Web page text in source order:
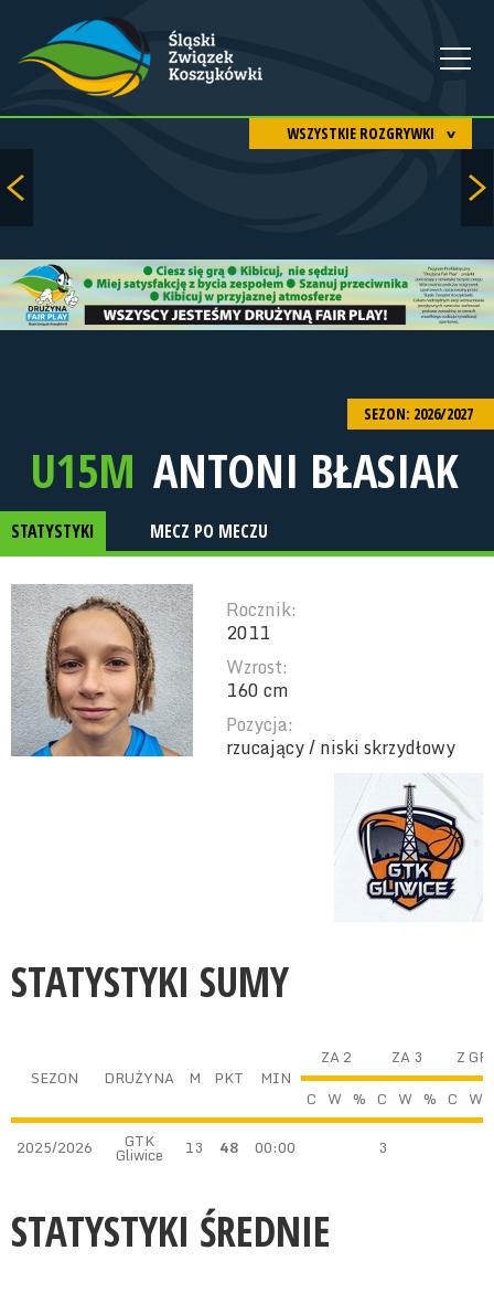
WSZYSTKIE ROZGRYWKI
SEZON: 2026/2027
U15M ANTONI BŁASIAK
STATYSTYKI MECZ PO MECZU
Rocznik:
2011
Wzrost:
160 cm
Pozycja:
rzucający / niski skrzydłowy
STATYSTYKI SUMY
SEZON DRUŻYNA M PKT MIN
ZA 2 ZA 3
Z
C W % C W % C W
2025/2026
GTK
Gliwice 13 48 00:00 3
STATYSTYKI ŚREDNIE